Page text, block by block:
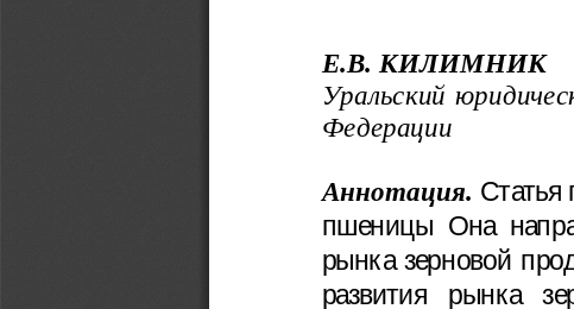
Е.В. КИЛИМНИК
Уральский
Федерации
Аннотация. Статья
пшеницы Она
рынка зерновой
развития   рынка